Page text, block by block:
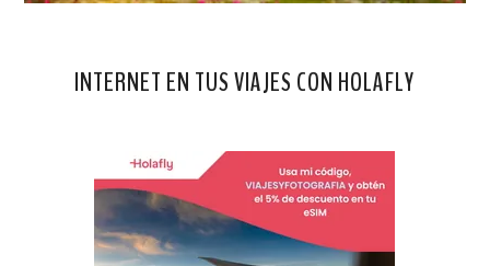
INTERNET EN TUS VIAJES CON HOLAFLY